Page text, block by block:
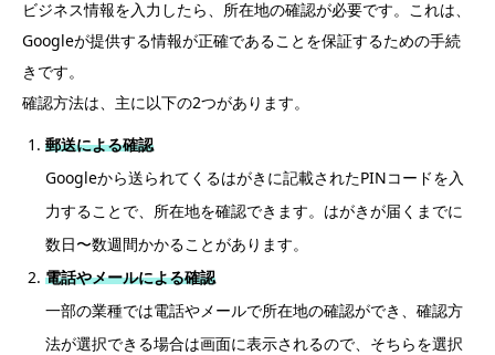
ビジネス情報を入力したら、所在地の確認が必要です。これは、
Googleが提供する情報が正確であることを保証するための手続
きです。
確認方法は、主に以下の2つがあります。
郵送による確認
Googleから送られてくるはがきに記載されたPINコードを入
力することで、所在地を確認できます。はがきが届くまでに
数日〜数週間かかることがあります。
電話やメールによる確認
一部の業種では電話やメールで所在地の確認ができ、確認方
法が選択できる場合は画面に表示されるので、そちらを選択